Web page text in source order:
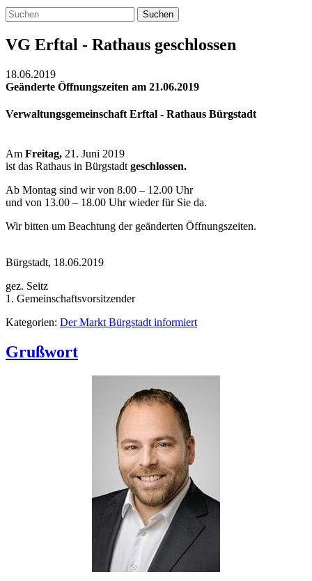
Suchen
VG Erftal - Rathaus geschlossen
18.06.2019
Geänderte Öffnungszeiten am 21.06.2019
Verwaltungsgemeinschaft Erftal - Rathaus Bürgstadt
Am Freitag, 21. Juni 2019
ist das Rathaus in Bürgstadt geschlossen.
Ab Montag sind wir von 8.00 – 12.00 Uhr
und von 13.00 – 18.00 Uhr wieder für Sie da.
Wir bitten um Beachtung der geänderten Öffnungszeiten.
Bürgstadt, 18.06.2019
gez. Seitz
1. Gemeinschaftsvorsitzender
Kategorien: Der Markt Bürgstadt informiert
Grußwort